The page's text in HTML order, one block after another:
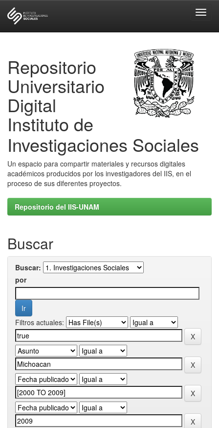
Repositorio
Universitario
Digital
Instituto de
Investigaciones Sociales
Un espacio para compartir materiales y recursos digitales
académicos producidos por los investigadores del IIS, en el
proceso de sus diferentes proyectos.
Repositorio del IIS-UNAM
Buscar
Buscar:
por
Filtros actuales: